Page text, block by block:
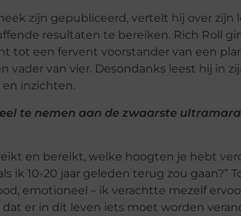
zijn gepubliceerd, vertelt hij over zijn
resultaten te bereiken. Rich Roll
tot een fervent voorstander van een
van vier. Desondanks leest hij in
en inzichten.
te nemen aan de zwaarste
en bereikt, welke hoogten je hebt
ik 10-20 jaar geleden terug zou gaan?”
emotioneel – ik verachtte mezelf
er in dit leven iets moet worden